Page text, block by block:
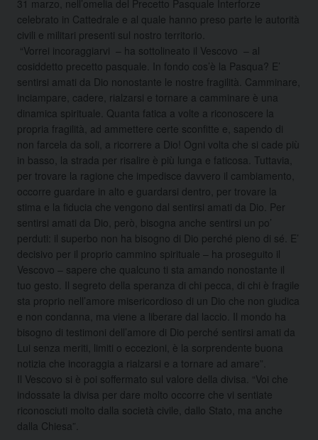
31 marzo, nell’omelia del Precetto Pasquale Interforze
celebrato in Cattedrale e al quale hanno preso parte le autorità
civili e militari presenti sul nostro territorio.
“Vorrei incoraggiarvi – ha sottolineato il Vescovo – al
cosiddetto precetto pasquale. In fondo cos’è la Pasqua? E’
sentirsi amati da Dio nonostante le nostre fragilità. Camminare,
inciampare, cadere, rialzarsi e tornare a camminare è una
dinamica spirituale. Quanta fatica a volte a riconoscere la
propria fragilità, ad ammettere certe sconfitte e, sapendo di
non farcela da soli, a ricorrere a Dio! Ogni volta che si cade più
in basso, la strada per risalire è più lunga e faticosa. Tuttavia,
per trovare la ragione che impedisce davvero il cambiamento,
occorre guardare in alto e guardarsi dentro, per trovare la
stima e la fiducia che vengono dal sentirsi amati da Dio. Per
sentirsi amati da Dio, però, bisogna anche sentirsi un po’
perduti: il superbo non ha bisogno di Dio perché pieno di sé. E’
decisivo per il proprio cammino spirituale – ha proseguito il
Vescovo – sapere che qualcuno ti sta amando nonostante il
tuo gesto. Il segreto della speranza di chi pecca, di chi è fragile
sta proprio nell’amore misericordioso di un Dio che non giudica
e non condanna, ma viene a liberare dal laccio. Il mondo ha
bisogno di testimoni dell’amore di Dio perché sentirsi amati da
Lui senza meriti, limiti o eccezioni, è la sorprendente buona
notizia che incoraggia a rialzarsi e a tornare ad amare”.
Il Vescovo si è poi soffermato sul valore della divisa. “Voi che
indossate la divisa per dare molto occorre che vi sentiate
riconosciuti molto dalla società civile, dallo Stato, ma anche
dalla Chiesa”.